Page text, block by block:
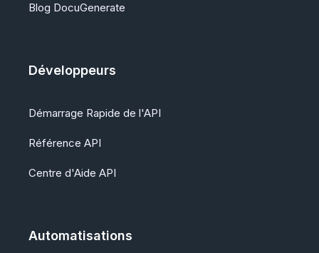
Blog DocuGenerate
Développeurs
Démarrage Rapide de l'API
Référence API
Centre d'Aide API
Automatisations